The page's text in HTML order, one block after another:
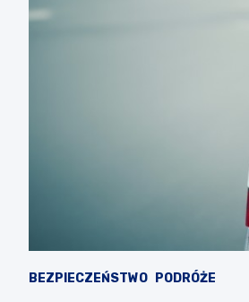
BEZPIECZEŃSTWO PODRÓŻE